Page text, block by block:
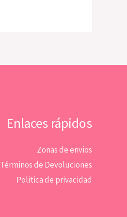
Enlaces rápidos
Zonas de envios
Términos de Devoluciones
Politica de privacidad